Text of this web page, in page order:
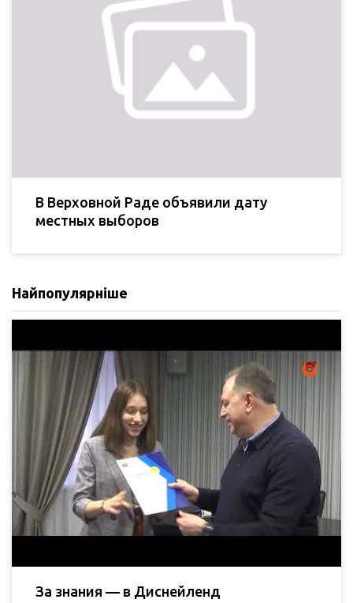
В Верховной Раде объявили дату
местных выборов
Найпопулярніше
За знания — в Диснейленд